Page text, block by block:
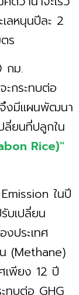
ลหนุนปีละ 2
ร
กม.
กระทบต่อ
จึงมีแผนพัฒนา
ลี่ยนที่ปลูกใน
Rice)"
ในปี
บเปลี่ยน
งประเทศ
(Methane)
เพียง 12 ปี
ทบต่อ GHG